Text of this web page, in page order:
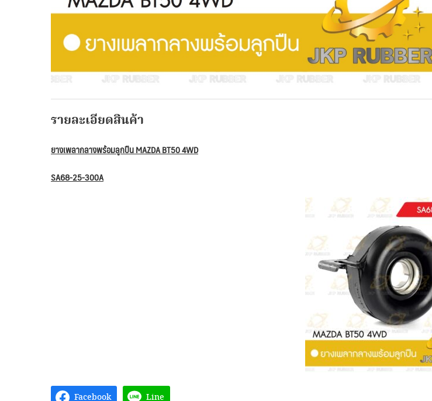
รายละเอียดสินค้า
ยางเพลากลางพร้อมลูกปืน MAZDA BT50 4WD
SA68-25-300A
Facebook Line